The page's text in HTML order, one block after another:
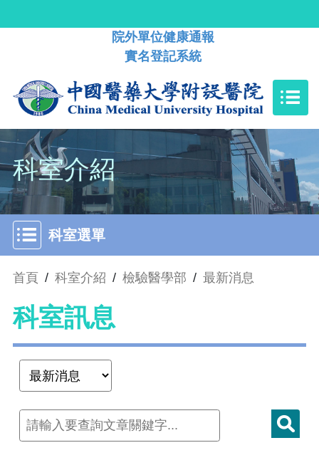
院外單位健康通報
實名登記系統
科室介紹
科室選單
首頁 / 科室介紹 / 檢驗醫學部 / 最新消息
科室訊息